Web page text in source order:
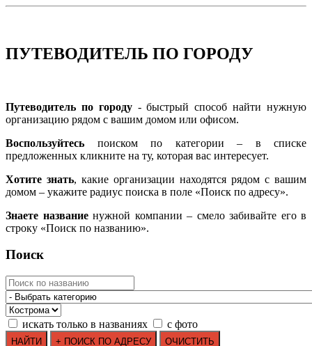
ПУТЕВОДИТЕЛЬ ПО ГОРОДУ
Путеводитель по городу- быстрый способ найти нужную
организацию рядом с вашим домом или офисом.
Воспользуйтесь поиском по категории – в списке
предложенных кликните на ту, которая вас интересует.
Хотите знать, какие организации находятся рядом с вашим
домом – укажите радиус поиска в поле «Поиск по адресу».
Знаете названиенужной компании – смело забивайте его в
строку «Поиск по названию».
Поиск
искать только в названиях с фото